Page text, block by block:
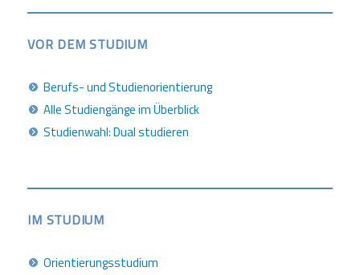
VOR DEM STUDIUM
Berufs- und Studienorientierung
Alle Studiengänge im Überblick
Studienwahl: Dual studieren
IM STUDIUM
Orientierungsstudium